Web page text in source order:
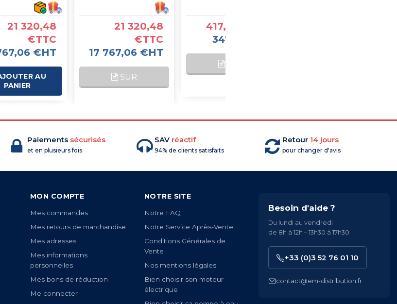
21 320,48
€TTC
€HT
AU
PANIER
21 320,48
€TTC
17 767,06 €HT
SUR
417,25 €TTC
347,71 €HT
Paiements sécurisés
et en plusieurs fois
SAV réactif
94% de clients satisfaits
Retour 14 jours
pour changer d'avis
MON COMPTE
Mes commandes
Mes retours de marchandise
Mes adresses
Mes informations
personnelles
Mes bons de réduction
Me connecter
NOTRE SITE
Notre FAQ
Notre Service Après-Vente
Conditions Générales de
Vente
Nos mentions légales
Bien choisir son moteur
électrique
Besoin d'aide ?
Du lundi au vendredi
de 8h à 12h – 13h30 à 17h30
+33 (0)3 52 76 01 10
contact@em-distribution.fr